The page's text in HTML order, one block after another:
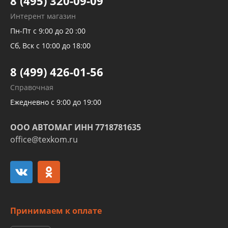
Рукавов гидроусилителей
Рукавов компрессоров и турбин
Трубок кондиционеров
Развертка пайка медных стальных
алюминиевых трубок и штуцеров
Интерент магазин
Пн-Пт с 9:00 до 20 :00
Сб, Вск с 10:00 до 18:00
8 (499) 426-01-56
Справочная
Ежедневно с 9:00 до 19:00
ООО АВТОМАГ ИНН 7718781635
office@texkom.ru
Принимаем к оплате